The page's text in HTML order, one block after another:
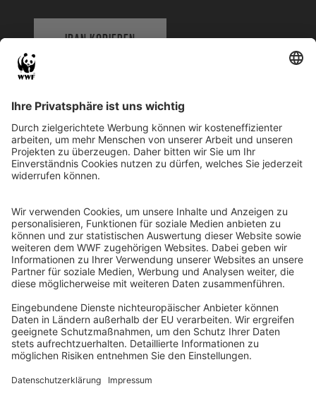
IBAN KOPIEREN
WWF Deutschland
Reinhardtstr. 18
10117 Berlin
Ihre Spende kann steuerlich geltend gemacht werden
Registriert als Stiftung WWF Deutschland, Senatsverwaltung für
Justiz Berlin, Az: 3416/976/2
Umsatzsteuer-Identifikationsnummer: DE 114236103
Freistellungsbescheid: Als gemeinnützige Körperschaft befreit
von der Körperschaftssteuer gem. §5 I 9 KStg. unter der
Steuernummer 27/641/09321